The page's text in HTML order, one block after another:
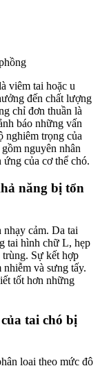
viêm tai hoặc u
đến chất lượng
chỉ đơn thuần là
báo những vấn
nghiêm trọng của
nguyên nhân
của cơ thể chó.
năng bị tổn
cảm. Da tai
tai hình chữ L, hẹp
Sự kết hợp
và sưng tấy.
tốt hơn những
tai chó bị
loại theo mức độ